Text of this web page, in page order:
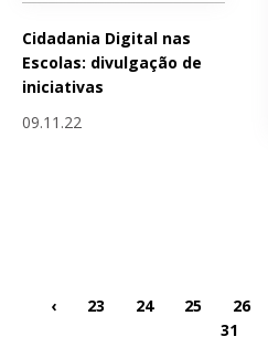
Cidadania Digital nas
Escolas: divulgação de
iniciativas
09.11.22
‹ 23 24 25 26
31